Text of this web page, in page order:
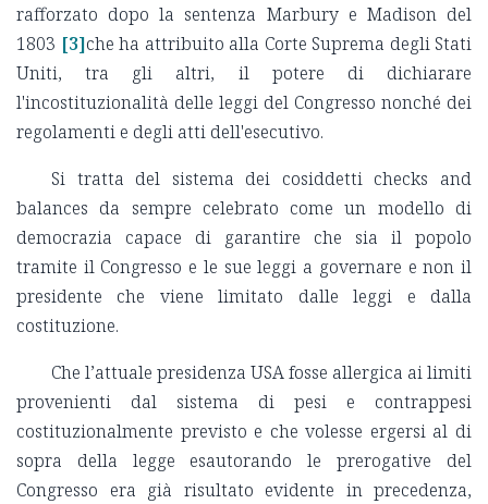
rafforzato dopo la sentenza Marbury e Madison del
1803 [3]che ha attribuito alla Corte Suprema degli Stati
Uniti, tra gli altri, il potere di dichiarare
l'incostituzionalità delle leggi del Congresso nonché dei
regolamenti e degli atti dell'esecutivo.
Si tratta del sistema dei cosiddetti checks and
balances da sempre celebrato come un modello di
democrazia capace di garantire che sia il popolo
tramite il Congresso e le sue leggi a governare e non il
presidente che viene limitato dalle leggi e dalla
costituzione.
Che l’attuale presidenza USA fosse allergica ai limiti
provenienti dal sistema di pesi e contrappesi
costituzionalmente previsto e che volesse ergersi al di
sopra della legge esautorando le prerogative del
Congresso era già risultato evidente in precedenza,